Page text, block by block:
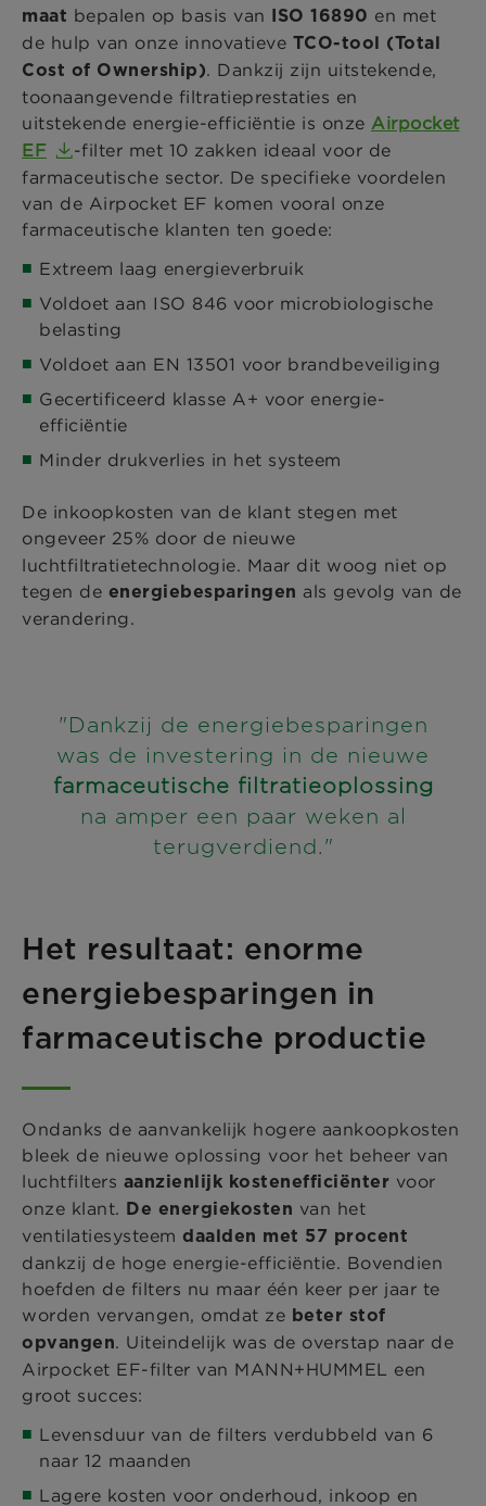
maat bepalen op basis van ISO 16890 en met
de hulp van onze innovatieve TCO-tool (Total
Cost of Ownership). Dankzij zijn uitstekende,
toonaangevende filtratieprestaties en
uitstekende energie-efficiëntie is onze Airpocket
EF
-filter met 10 zakken ideaal voor de
farmaceutische sector. De specifieke voordelen
van de Airpocket EF komen vooral onze
farmaceutische klanten ten goede:
Extreem laag energieverbruik
Voldoet aan ISO 846 voor microbiologische
belasting
Voldoet aan EN 13501 voor brandbeveiliging
Gecertificeerd klasse A+ voor energie-
efficiëntie
Minder drukverlies in het systeem
De inkoopkosten van de klant stegen met
ongeveer 25% door de nieuwe
luchtfiltratietechnologie. Maar dit woog niet op
tegen de energiebesparingen als gevolg van de
verandering.
"Dankzij de energiebesparingen
was de investering in de nieuwe
farmaceutische filtratieoplossing
na amper een paar weken al
terugverdiend."
Het resultaat: enorme
energiebesparingen in
farmaceutische productie
Ondanks de aanvankelijk hogere aankoopkosten
bleek de nieuwe oplossing voor het beheer van
luchtfilters aanzienlijk kostenefficiënter voor
onze klant. De energiekosten van het
ventilatiesysteem daalden met 57 procent
dankzij de hoge energie-efficiëntie. Bovendien
hoefden de filters nu maar één keer per jaar te
worden vervangen, omdat ze beter stof
opvangen. Uiteindelijk was de overstap naar de
Airpocket EF-filter van MANN+HUMMEL een
groot succes:
Levensduur van de filters verdubbeld van 6
naar 12 maanden
Lagere kosten voor onderhoud, inkoop en